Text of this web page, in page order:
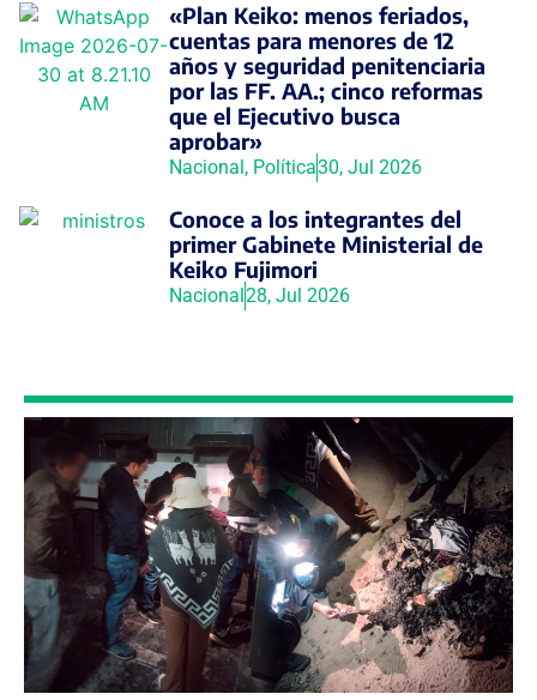
«Plan Keiko: menos feriados,
cuentas para menores de 12
años y seguridad penitenciaria
por las FF. AA.; cinco reformas
que el Ejecutivo busca
aprobar»
Nacional , Política30, Jul 2026
Conoce a los integrantes del
primer Gabinete Ministerial de
Keiko Fujimori
Nacional 28, Jul 2026